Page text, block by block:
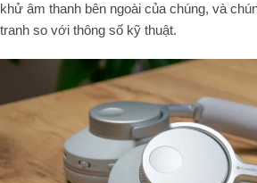
khử âm thanh bên ngoài của chúng, và
tranh so với thông số kỹ thuật.